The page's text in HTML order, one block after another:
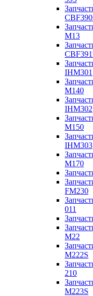
M13
IHM301
M140
IHM302
M150
IHM303
M170
FM230
011
M22
M222S
210
M223S